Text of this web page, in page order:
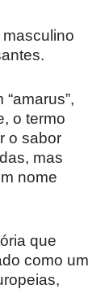
o termo
o sabor
mas
nome
que
como um